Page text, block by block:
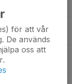
för att vår
De används
oss att